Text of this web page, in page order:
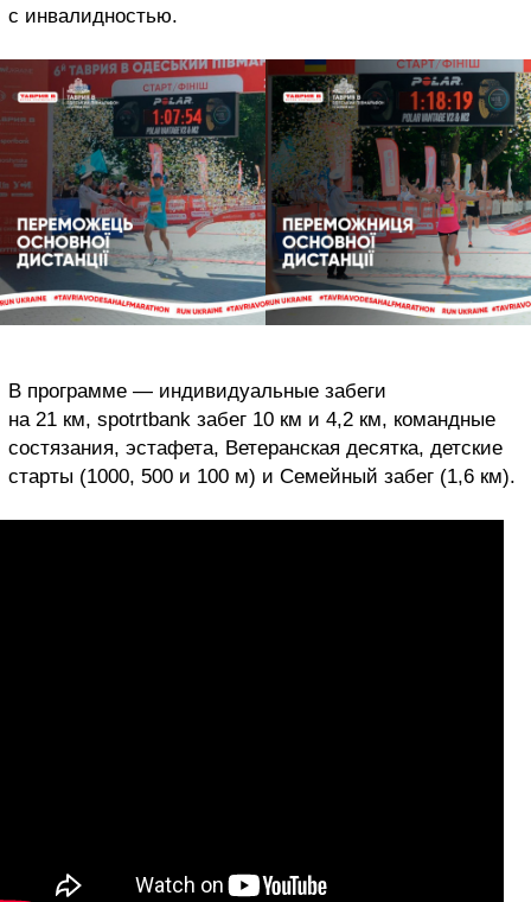
с инвалидностью.
В программе — индивидуальные забеги
на 21 км, spotrtbank забег 10 км и 4,2 км, командные
состязания, эстафета, Ветеранская десятка, детские
старты (1000, 500 и 100 м) и Семейный забег (1,6 км).